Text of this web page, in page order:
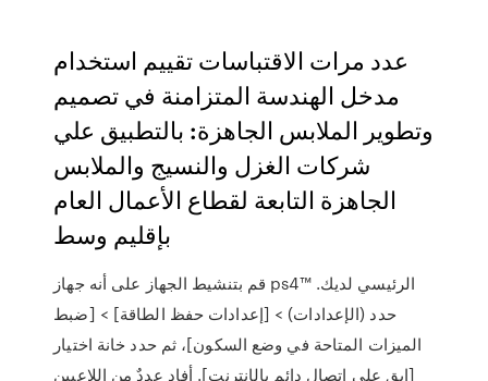
عدد مرات الاقتباسات تقييم استخدام
مدخل الهندسة المتزامنة في تصميم
وتطوير الملابس الجاهزة: بالتطبيق علي
شركات الغزل والنسيج والملابس
الجاهزة التابعة لقطاع الأعمال العام
بإقليم وسط
قم بتنشيط الجهاز على أنه جهاز ps4™‎ الرئيسي لديك.
حدد (الإعدادات) > [إعدادات حفظ الطاقة] > [ضبط
الميزات المتاحة في وضع السكون]، ثم حدد خانة اختيار
[ابق على اتصال دائم بالإنترنت]. أفاد عددٌ من اللاعبين